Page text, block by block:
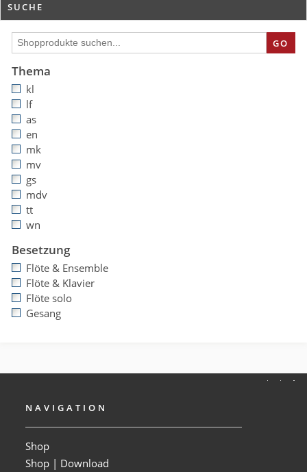
SUCHE
GO
Thema
kl
lf
as
en
mk
mv
gs
mdv
tt
wn
Besetzung
Flöte & Ensemble
Flöte & Klavier
Flöte solo
Gesang
NAVIGATION
Shop
Shop | Download